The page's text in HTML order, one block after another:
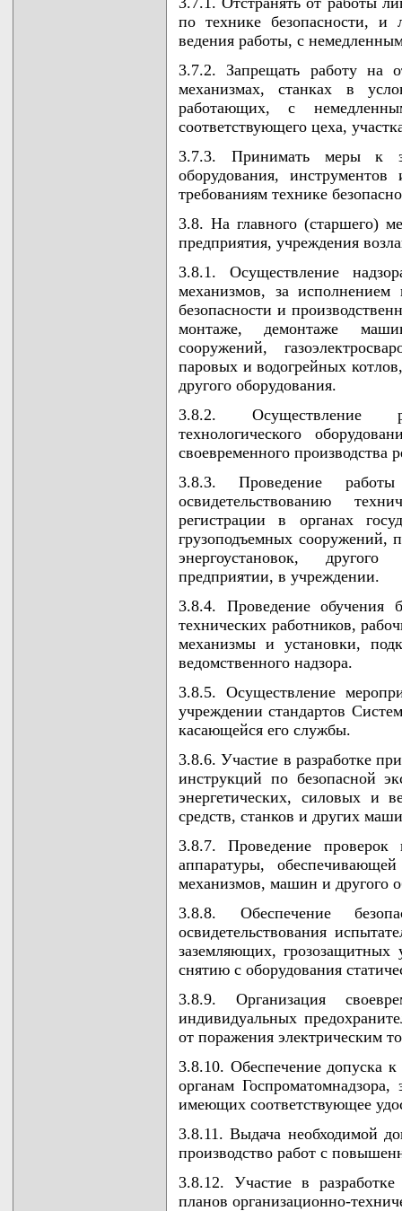
по технике безопасности, и
ведения работы, с
3.7.2. Запрещать работу на
механизмах, станках в
работающих, с
соответствующего цеха,
3.7.3. Принимать меры к
оборудования,
требованиям технике
3.8. На главного (старшего)
предприятия, учреждения
3.8.1. Осуществление
механизмов, за
безопасности и
монтаже, демонтаже
сооружений,
паровых и водогрейных
другого оборудования.
3.8.2. Осуществление
технологического
своевременного производства
3.8.3. Проведение
освидетельствованию
регистрации в органах
грузоподъемных сооружений,
энергоустановок,
предприятии, в учреждении.
3.8.4. Проведение обучения
технических работников,
механизмы и установки,
ведомственного надзора.
3.8.5. Осуществление
учреждении стандартов
касающейся его службы.
3.8.6. Участие в разработке
инструкций по безопасной
энергетических, силовых и
средств, станков и других
3.8.7. Проведение проверок
аппаратуры,
механизмов, машин и другого
3.8.8. Обеспечение
освидетельствования
заземляющих,
снятию с оборудования
3.8.9. Организация
индивидуальных
от поражения электрическим
3.8.10. Обеспечение допуска
органам Госпроматомнадзора,
имеющих соответствующее
3.8.11. Выдача необходимой
производство работ с
3.8.12. Участие в
планов организационно-